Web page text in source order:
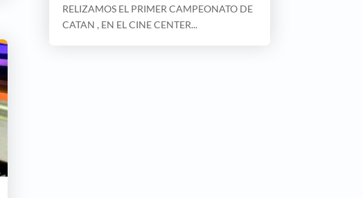
RELIZAMOS EL PRIMER CAMPEONATO DE
CATAN , EN EL CINE CENTER...